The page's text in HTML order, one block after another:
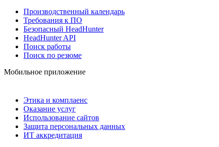
Производственный календарь
Требования к ПО
Безопасный HeadHunter
HeadHunter API
Поиск работы
Поиск по резюме
Мобильное приложение
Этика и комплаенс
Оказание услуг
Использование сайтов
Защита персональных данных
ИТ аккредитация